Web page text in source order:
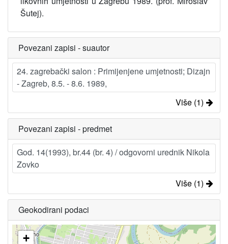
Šutej).
Povezani zapisi - suautor
24. zagrebački salon : Primijenjene umjetnosti; Dizajn
- Zagreb, 8.5. - 8.6. 1989,
Više (1)
Povezani zapisi - predmet
God. 14(1993), br.44 (br. 4) / odgovorni urednik Nikola
Zovko
Više (1)
Geokodirani podaci
+